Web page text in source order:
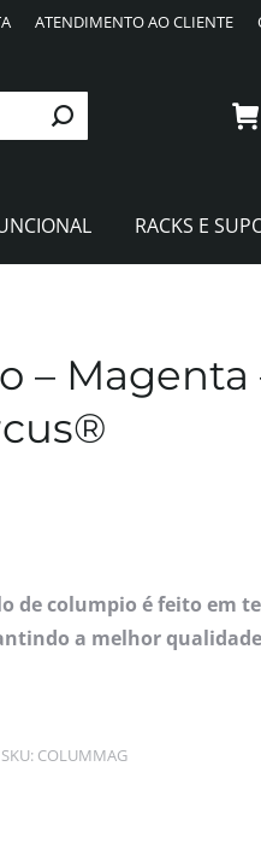
ATENDIMENTO AO CLIENTE
RACKS E
– Magenta
de columpio é feito em
a melhor
SKU: COLUMMAG